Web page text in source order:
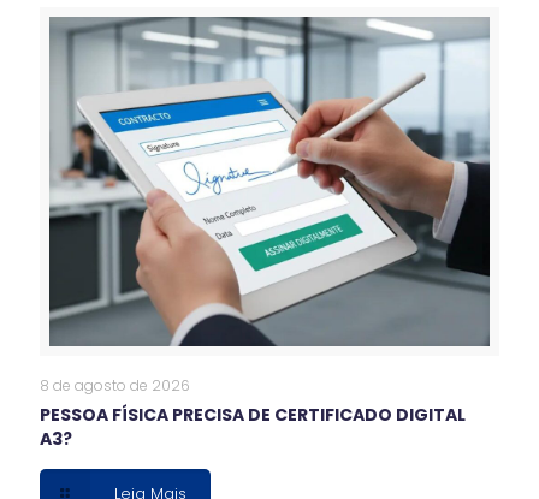
8 de agosto de 2026
PESSOA FÍSICA PRECISA DE CERTIFICADO DIGITAL
A3?
Leia Mais